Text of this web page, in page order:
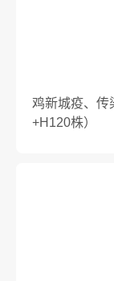
鸡新城疫、传
+H120株）